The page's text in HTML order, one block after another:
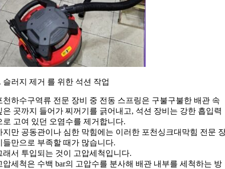
슬러지 제거 를 위한 석션 작업
천하수구역류 전문 장비 중 전동 스프링은 구불구불한 배관 속
은 곳까지 들어가 찌꺼기를 긁어내고, 석션 장비는 강한 흡입력
로 고여 있던 오염수를 제거합니다.
지만 공동관이나 심한 막힘에는 이러한 포천싱크대막힘 전문
들만으로 부족할 때가 많습니다.
래서 투입되는 것이 고압세척입니다.
압세척은 수백 bar의 고압수를 분사해 배관 내부를 세척하는 방